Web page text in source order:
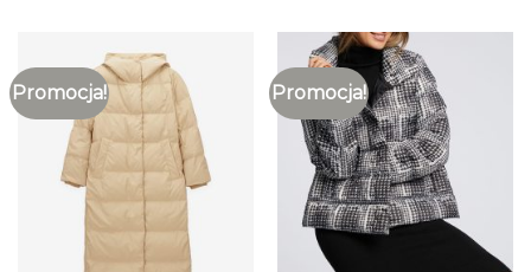
Promocja! Promocja!